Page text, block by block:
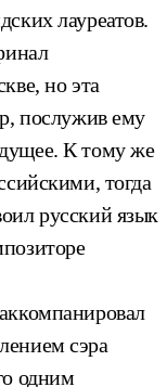
лауреатов.
но эта
послужив ему
К тому же
тогда
русский язык
сэра
одним